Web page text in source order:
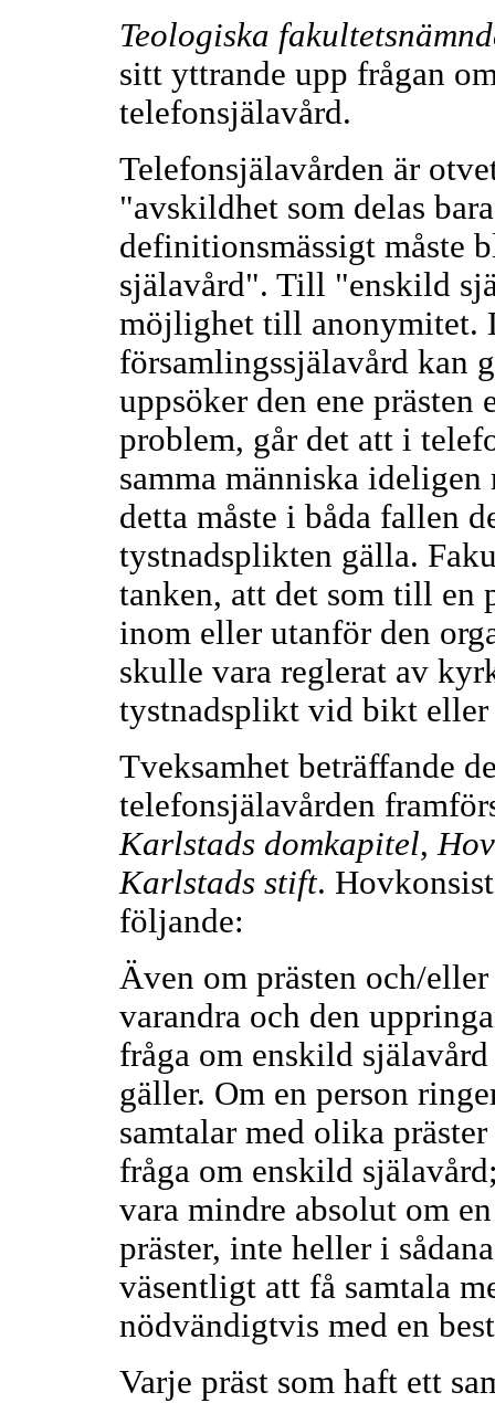
Teologiska
sitt yttrande upp frågan
telefonsjälavård.
Telefonsjälavården är
"avskildhet som delas
definitionsmässigt måste
själavård". Till "enskild
möjlighet till anonymitet.
församlingssjälavård kan
uppsöker den ene prästen
problem, går det att i
samma människa
detta måste i båda fallen
tystnadsplikten gälla.
tanken, att det som till en
inom eller utanför den
skulle vara reglerat av
tystnadsplikt vid bikt eller
Tveksamhet beträffande
telefonsjälavården
Karlstads domkapitel,
Karlstads stift.
följande:
Även om prästen och/
varandra och den
fråga om enskild
gäller. Om en person
samtalar med olika
fråga om enskild
vara mindre absolut om
präster, inte heller i
väsentligt att få samtala
nödvändigtvis med en
Varje präst som haft ett